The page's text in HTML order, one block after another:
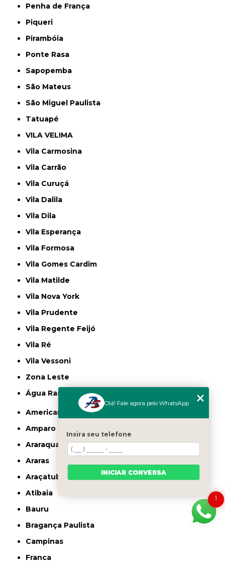
Penha de França
Piqueri
Pirambóia
Ponte Rasa
Sapopemba
São Mateus
São Miguel Paulista
Tatuapé
VILA VELIMA
Vila Carmosina
Vila Carrão
Vila Curuçá
Vila Dalila
Vila Dila
Vila Esperança
Vila Formosa
Vila Gomes Cardim
Vila Matilde
Vila Nova York
Vila Prudente
Vila Regente Feijó
Vila Ré
Vila Vessoni
Zona Leste
Água Rasa
Americana
Amparo
Araraquara
Araras
Araçatuba
Atibaia
Bauru
Bragança Paulista
Campinas
Franca
1
Olá! Fale agora pelo WhatsApp
Insira seu telefone
INICIAR CONVERSA